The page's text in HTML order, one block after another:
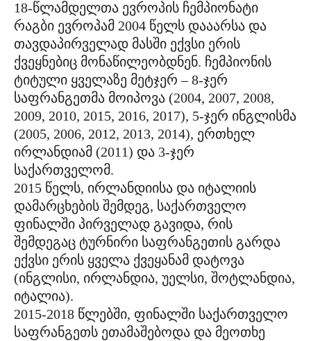
18-წლამდელთა ევროპის ჩემპიონატი
რაგბი ევროპამ 2004 წელს დააარსა და
თავდაპირველად მასში ექვსი ერის
ქვეყნებიც მონაწილეობდნენ. ჩემპიონის
ტიტული ყველაზე მეტჯერ – 8-ჯერ
საფრანგეთმა მოიპოვა (2004, 2007, 2008,
2009, 2010, 2015, 2016, 2017), 5-ჯერ ინგლისმა
(2005, 2006, 2012, 2013, 2014), ერთხელ
ირლანდიამ (2011) და 3-ჯერ
საქართველომ.
2015 წელს, ირლანდიისა და იტალიის
დამარცხების შემდეგ, საქართველო
ფინალში პირველად გავიდა, რის
შემდეგაც ტურნირი საფრანგეთის გარდა
ექვსი ერის ყველა ქვეყანამ დატოვა
(ინგლისი, ირლანდია, უელსი, შოტლანდია,
იტალია).
2015-2018 წლებში, ფინალში საქართველო
საფრანგეთს ეთამაშებოდა და მეოთხე